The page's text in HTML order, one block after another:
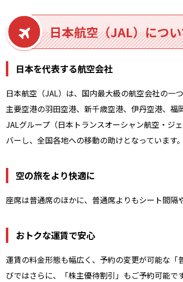
日本航空（JAL）につ
日本を代表する航空会社
日本航空（JAL）は、国内最大級の航空会社の一つ
主要空港の羽田空港、新千歳空港、伊丹空港、福
JALグループ（日本トランスオーシャン航空・ジ
バーし、全国各地への移動の助けとなっています。
空の旅をより快適に
座席は普通席のほかに、普通席よりもシート間隔
おトクな運賃で安心
運賃の料金形態も幅広く、予約の変更が可能な
びではさらに、「株主優待割引」もご予約可能です